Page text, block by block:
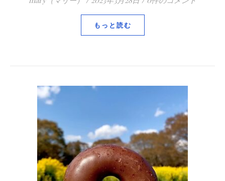
もっと読む